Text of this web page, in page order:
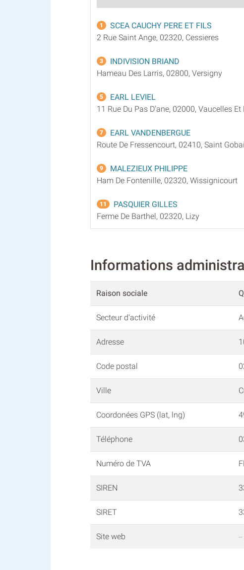
1
SCEA CAUCHY PERE ET FILS
2 Rue Saint Ange, 02320, Cessieres
3
INDIVISION BRIAND
Hameau Des Larris, 02800, Versigny
5
EARL LEVIEL
11 Rue Du Pas D'ane, 02000, Vaucelles
7
EARL VANDENBERGUE
Route De Fressencourt, 02410, Saint
9
MALEZIEUX PHILIPPE
Ham De Fontenille, 02320, Wissignicourt
11
PASQUIER GILLES
Ferme De Barthel, 02320, Lizy
Informations
Raison sociale
Secteur d'activité
Adresse
Code postal
Ville
Coordonées GPS (lat, lng)
Téléphone
Numéro de TVA
SIREN
SIRET
Site web --